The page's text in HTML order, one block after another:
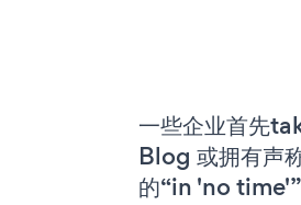
一些企业首先
Blog 或拥有声
的“in 'no time'”